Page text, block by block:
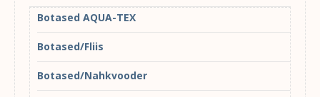
Botased AQUA-TEX
Botased/Fliis
Botased/Nahkvooder